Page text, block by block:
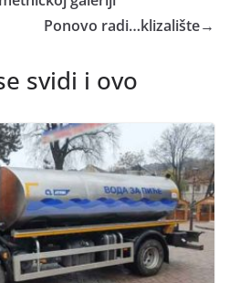
Ponovo radi…klizalište→
svidi i ovo